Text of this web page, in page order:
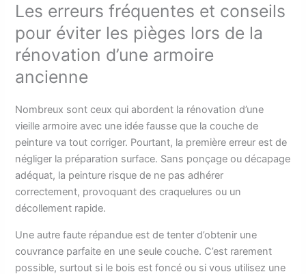
Les erreurs fréquentes et conseils
pour éviter les pièges lors de la
rénovation d’une armoire
ancienne
Nombreux sont ceux qui abordent la rénovation d’une
vieille armoire avec une idée fausse que la couche de
peinture va tout corriger. Pourtant, la première erreur est de
négliger la préparation surface. Sans ponçage ou décapage
adéquat, la peinture risque de ne pas adhérer
correctement, provoquant des craquelures ou un
décollement rapide.
Une autre faute répandue est de tenter d’obtenir une
couvrance parfaite en une seule couche. C’est rarement
possible, surtout si le bois est foncé ou si vous utilisez une